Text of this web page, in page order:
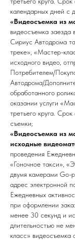
календарных дней с
«Видеосъемка из
видеосъемка заезда
Сириус Автодрома
треке», «Мастер-
исходного видео,
Потребителем/
Автодрома/
обработанного
оказании услуги
третьего круга.
съемки;
«Видеосъемка из
исходные
проведения
«Гоночное такси»,
двумя камерами Go-
адрес электронной
Ежедневных
при оформлении
менее 30 секунд и
длительностью не
класс» видеосъемка